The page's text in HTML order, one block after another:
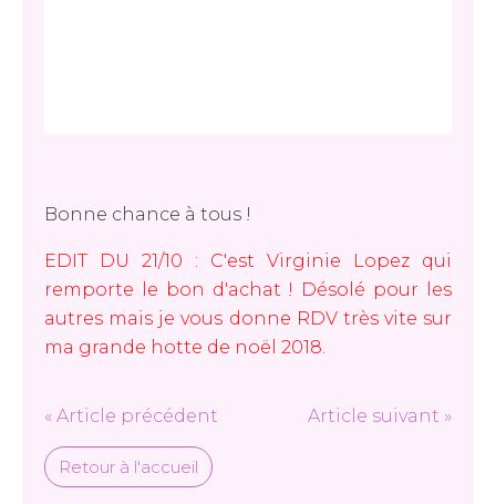
Bonne chance à tous !
EDIT DU 21/10 : C'est Virginie Lopez qui
remporte le bon d'achat ! Désolé pour les
autres mais je vous donne RDV très vite sur
ma grande hotte de noël 2018.
« Article précédent Article suivant »
Retour à l'accueil